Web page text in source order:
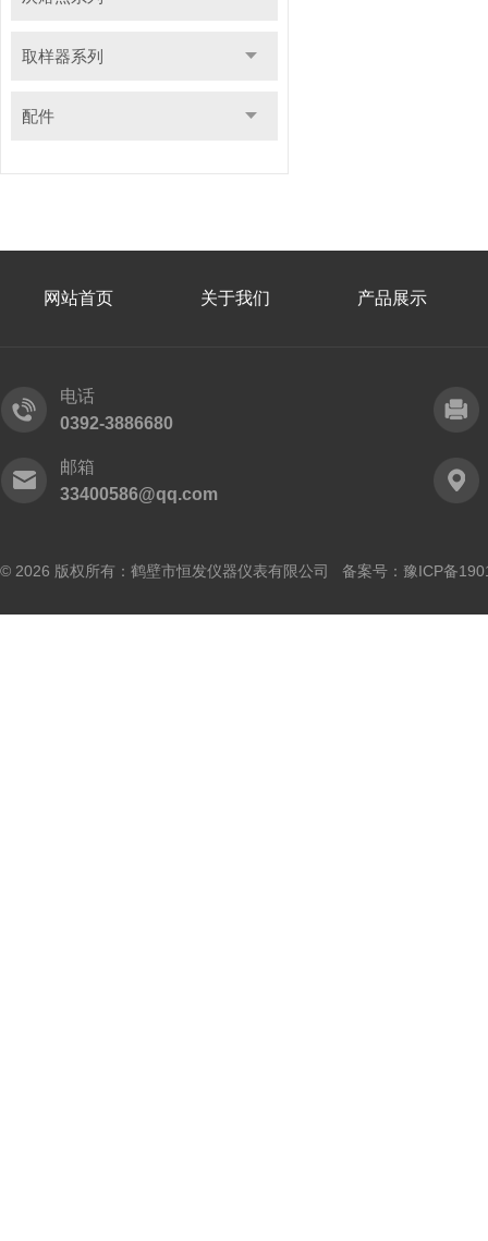
取样器系列
配件
网站首页 关于我们 产品展示
电话
0392-3886680
邮箱
33400586@qq.com
© 2026 版权所有：鹤壁市恒发仪器仪表有限公司 备案号： 豫ICP备